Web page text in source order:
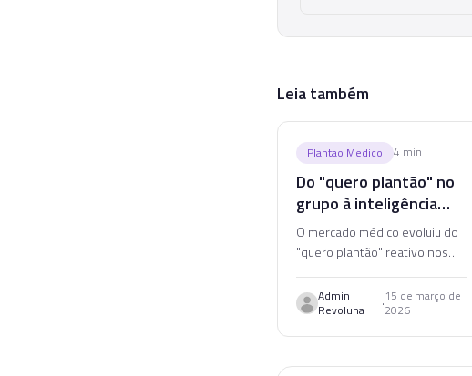
Leia também
Plantao Medico 4 min
Do "quero plantão" no
grupo à inteligência
que encontra a vaga
certa
O mercado médico evoluiu do
"quero plantão" reativo nos
inteligente que encontra a
vaga certa para cada perfil.
Entenda essa transição.
Admin
Revoluna
·15 de março de
2026